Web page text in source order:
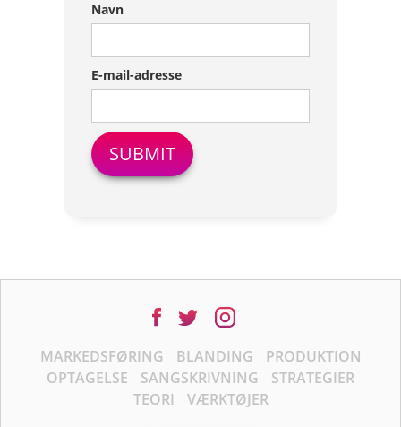
Navn
E-mail-adresse
MARKEDSFØRING BLANDING
PRODUKTION
OPTAGELSE
SANGSKRIVNING
STRATEGIER
TEORI
VÆRKTØJER